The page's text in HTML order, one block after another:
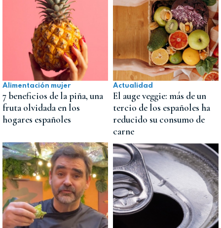
Alimentación mujer
7 beneficios de la piña, una
fruta olvidada en los
hogares españoles
Actualidad
El auge veggie: más de un
tercio de los españoles ha
reducido su consumo de
carne